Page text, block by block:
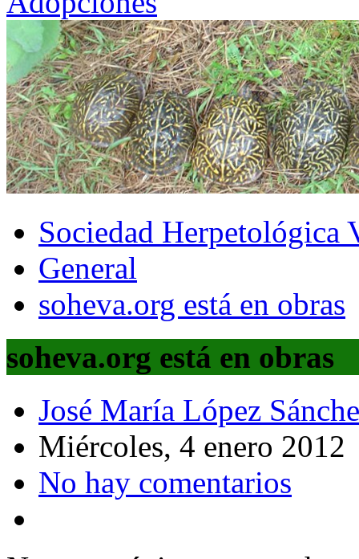
Sociedad Herpetológica
General
soheva.org está en obras
soheva.org está en obras
José María López
Miércoles, 4 enero 2012
No hay comentarios